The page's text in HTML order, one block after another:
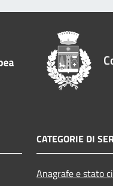
CATEGORIE DI
Anagrafe e stato